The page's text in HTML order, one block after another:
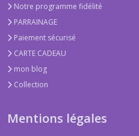
Notre programme fidélité
PARRAINAGE
Paiement sécurisé
CARTE CADEAU
mon blog
Collection
Mentions légales